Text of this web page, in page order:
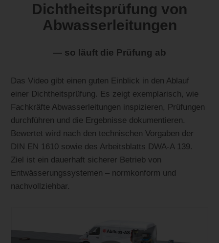
Dichtheitsprüfung von
Abwasserleitungen
— so läuft die Prüfung ab
Das Video gibt einen guten Einblick in den Ablauf
einer Dichtheitsprüfung. Es zeigt exemplarisch, wie
Fachkräfte Abwasserleitungen inspizieren, Prüfungen
durchführen und die Ergebnisse dokumentieren.
Bewertet wird nach den technischen Vorgaben der
DIN EN 1610 sowie des Arbeitsblatts DWA-A 139.
Ziel ist ein dauerhaft sicherer Betrieb von
Entwässerungssystemen – normkonform und
nachvollziehbar.